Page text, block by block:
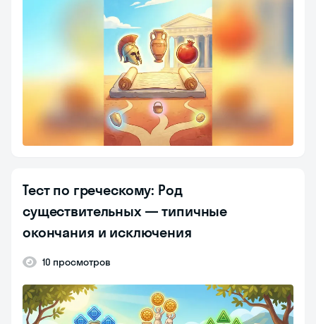
Тест по греческому: Род
существительных — типичные
окончания и исключения
10 просмотров